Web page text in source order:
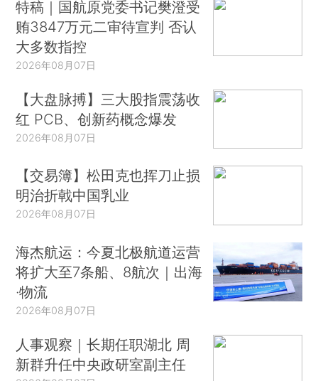
特稿｜国航原党委书记樊澄受
贿3847万元二审待宣判 否认
大多数指控
2026年08月07日
【大盘脉搏】三大股指震荡收
红 PCB、创新药概念爆发
2026年08月07日
【交易簿】松田克也挥刀止损
明治折戟中国乳业
2026年08月07日
海杰航运：今夏北极航道运营
将扩大至7条船、8航次｜出海
·物流
2026年08月07日
人事观察｜长期任职湖北 周
新群升任中央政研室副主任